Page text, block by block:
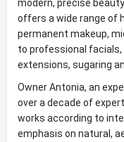
modern, precise
offers a wide range of
permanent makeup,
to professional facials,
extensions, sugaring
Owner Antonia, an
over a decade of
works according to
emphasis on natural,